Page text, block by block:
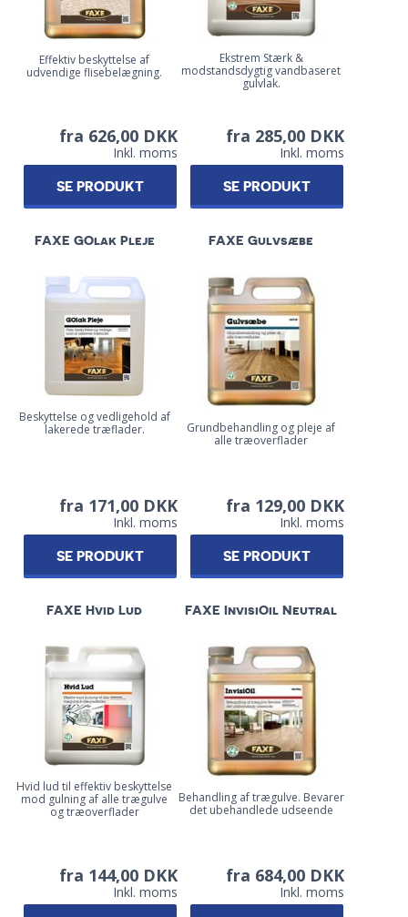
Effektiv beskyttelse af
udvendige flisebelægning.
fra 626,00 DKK
Inkl. moms
SE PRODUKT
Ekstrem Stærk &
modstandsdygtig vandbaseret
gulvlak.
fra 285,00 DKK
Inkl. moms
SE PRODUKT
FAXE GOlak Pleje
Beskyttelse og vedligehold af
lakerede træflader.
fra 171,00 DKK
Inkl. moms
SE PRODUKT
FAXE Gulvsæbe
Grundbehandling og pleje af
alle træoverflader
fra 129,00 DKK
Inkl. moms
SE PRODUKT
FAXE Hvid Lud
Hvid lud til effektiv beskyttelse
mod gulning af alle trægulve
og træoverflader
fra 144,00 DKK
Inkl. moms
FAXE InvisiOil Neutral
Behandling af trægulve. Bevarer
det ubehandlede udseende
fra 684,00 DKK
Inkl. moms